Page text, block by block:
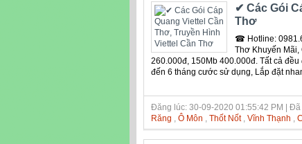
✔‎ Các Gói
Thơ
☎ Hotline:
Thơ Khuyến Mãi,
260.000đ, 150Mb 400.000đ. Tất cả
đến 6 tháng cước sử dụng, Lắp đặt
Đăng lúc: 30-09-2020 01:55:42 PM |
Răng
Ô Môn Thốt Nốt, Vĩnh Thạnh